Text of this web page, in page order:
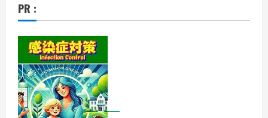
タ
サ
ー
バ
ー】
Purest
設
置
台
数
No1
PR :